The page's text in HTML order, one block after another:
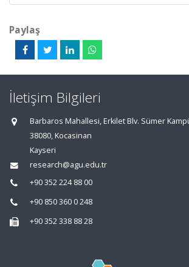
Paylaş
İletişim Bilgileri
Barbaros Mahallesi, Erkilet Blv. Sümer
38080, Kocasinan
Kayseri
research@agu.edu.tr
+90 352 224 88 00
+90 850 360 0 248
+90 352 338 88 28